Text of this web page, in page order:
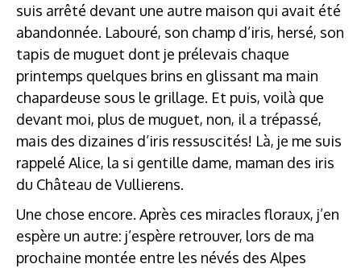
suis arrêté devant une autre maison qui avait été
abandonnée. Labouré, son champ d’iris, hersé, son
tapis de muguet dont je prélevais chaque
printemps quelques brins en glissant ma main
chapardeuse sous le grillage. Et puis, voilà que
devant moi, plus de muguet, non, il a trépassé,
mais des dizaines d’iris ressuscités! Là, je me suis
rappelé Alice, la si gentille dame, maman des iris
du Château de Vullierens.
Une chose encore. Après ces miracles floraux, j’en
espère un autre: j’espère retrouver, lors de ma
prochaine montée entre les névés des Alpes